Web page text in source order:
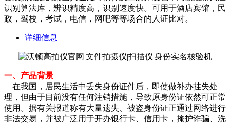
识别算法库，辨识精度高，识别速度快。可用于酒店宾馆，民
政，驾校，考试，电信，网吧等等场合的人证比对。
详细信息
一、产品背景
在我国，居民生活中丢失身份证件后，即使做补办挂失处
理，但由于目前没有任何注销措施，导致原身份证依然可正常
使用。据有关报道称有大量遗失、被盗身份证正通过网络进行
非法交易，并被广泛用于开办银行卡、信用卡，掩护诈骗、洗